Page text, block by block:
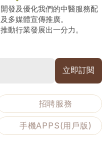
發及優化我們的中醫服務配
多媒體宣傳推廣。
動行業發展出一分力。
招聘服務
手機APPS(用戶版)